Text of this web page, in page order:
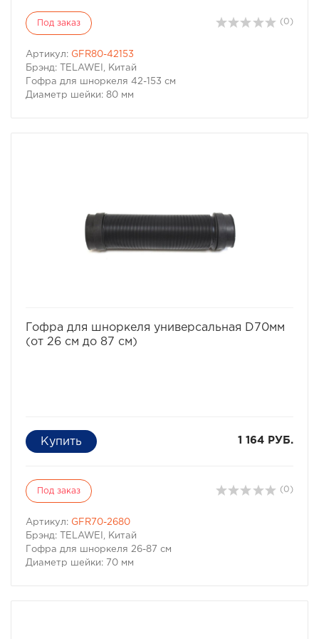
Под заказ (0)
Артикул: GFR80-42153
Брэнд: TELAWEI, Китай
Гофра для шноркеля 42-153 см
Диаметр шейки: 80 мм
Гофра для шноркеля универсальная D70мм
(от 26 см до 87 см)
1 164 РУБ.
Под заказ (0)
Артикул: GFR70-2680
Брэнд: TELAWEI, Китай
Гофра для шноркеля 26-87 см
Диаметр шейки: 70 мм